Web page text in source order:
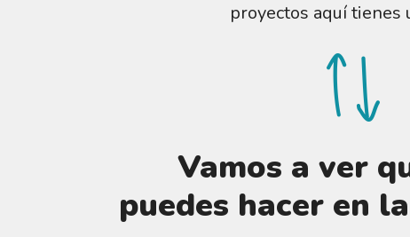
proyectos aquí tienes
Vamos a ver
puedes hacer en